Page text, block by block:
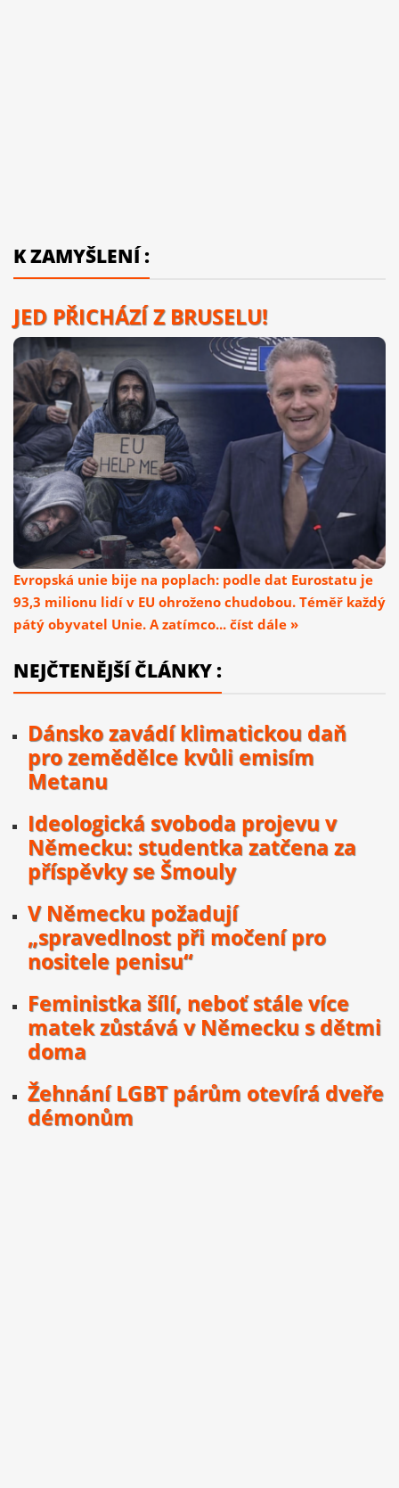
K ZAMYŠLENÍ :
JED PŘICHÁZÍ Z BRUSELU!
Evropská unie bije na poplach: podle dat Eurostatu je
93,3 milionu lidí v EU ohroženo chudobou. Téměř každý
pátý obyvatel Unie. A zatímco... číst dále »
NEJČTENĚJŠÍ ČLÁNKY :
Dánsko zavádí klimatickou daň
pro zemědělce kvůli emisím
Metanu
Ideologická svoboda projevu v
Německu: studentka zatčena za
příspěvky se Šmouly
V Německu požadují
„spravedlnost při močení pro
nositele penisu“
Feministka šílí, neboť stále více
matek zůstává v Německu s dětmi
doma
Žehnání LGBT párům otevírá dveře
démonům